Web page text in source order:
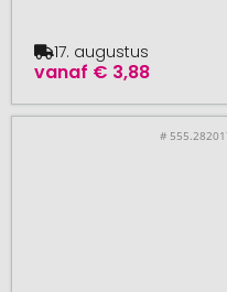
vanaf € 3,88
17. augustus
#